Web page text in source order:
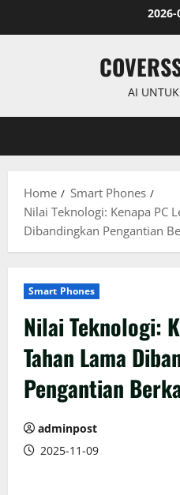
2026-
AI
Home
Smart Phones
Nilai Teknologi: Kenapa PC
Dibandingkan Pengantian
Smart Phones
Nilai Teknologi:
Tahan Lama
Pengantian
adminpost
2025-11-09